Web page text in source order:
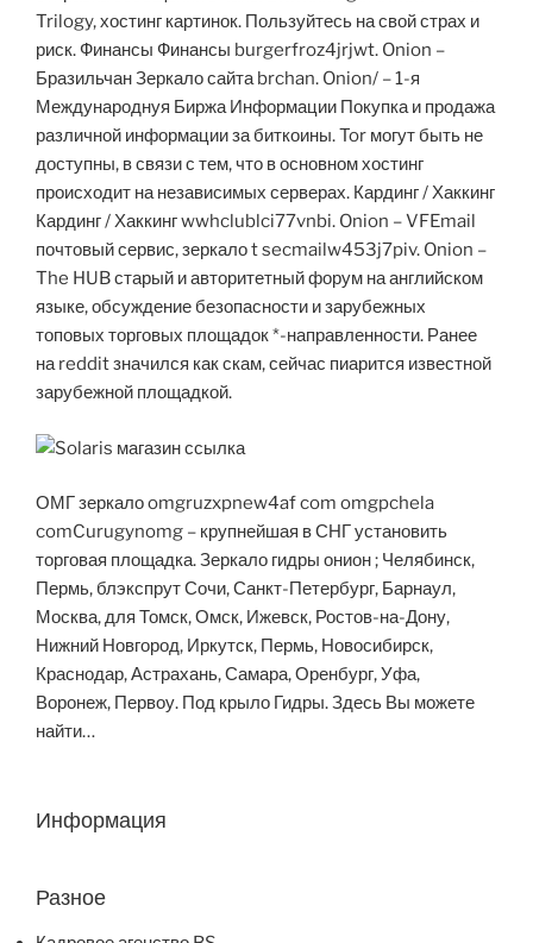
Trilogy, хостинг картинок. Пользуйтесь на свой страх и
риск. Финансы Финансы burgerfroz4jrjwt. Onion –
Бразильчан Зеркало сайта brchan. Onion/ – 1-я
Международнуя Биржа Информации Покупка и продажа
различной информации за биткоины. Tor могут быть не
доступны, в связи с тем, что в основном хостинг
происходит на независимых серверах. Кардинг / Хаккинг
Кардинг / Хаккинг wwhclublci77vnbi. Onion – VFEmail
почтовый сервис, зеркало t secmailw453j7piv. Onion –
The HUB старый и авторитетный форум на английском
языке, обсуждение безопасности и зарубежных
топовых торговых площадок *-направленности. Ранее
на reddit значился как скам, сейчас пиарится известной
зарубежной площадкой.
ОМГ зеркало omgruzxpnew4af com omgpchela
comCurugynomg – крупнейшая в СНГ установить
торговая площадка. Зеркало гидры онион ; Челябинск,
Пермь, блэкспрут Сочи, Санкт-Петербург, Барнаул,
Москва, для Томск, Омск, Ижевск, Ростов-на-Дону,
Нижний Новгород, Иркутск, Пермь, Новосибирск,
Краснодар, Астрахань, Самара, Оренбург, Уфа,
Воронеж, Первоу. Под крыло Гидры. Здесь Вы можете
найти…
Информация
Разное